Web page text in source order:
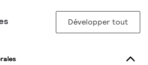
Développer tout